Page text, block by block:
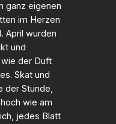
ganz eigenen
im Herzen
April wurden
und
der Duft
Skat und
der Stunde,
wie am
jedes Blatt